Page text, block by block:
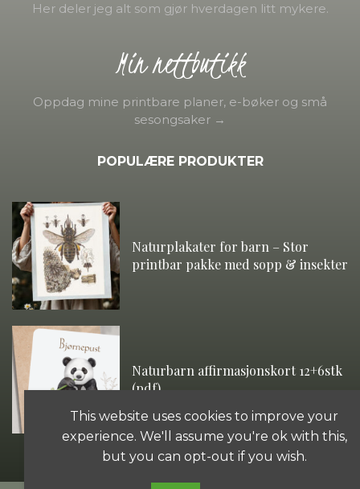
Her deler jeg alt som gjør hverdagen litt mykere.
Min nettbutikk
Oppdag mine printbare planer, e-bøker og små
sesongsaker →
POPULÆRE PRODUKTER
Naturplakater for barn – Stor
printbar pakke med sopp & insekter
Naturbarn affirmasjonskort 12+6stk
(pdf)
This website uses cookies to improve your
experience. We'll assume you're ok with this,
but you can opt-out if you wish.